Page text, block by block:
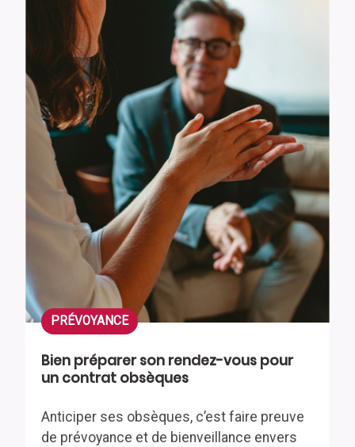
PRÉVOYANCE
Bien préparer son rendez-vous pour
un contrat obsèques
Anticiper ses obsèques, c’est faire preuve
de prévoyance et de bienveillance envers